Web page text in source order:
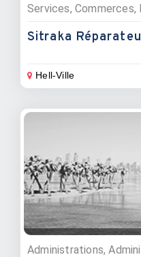
Sitraka
Hell-Ville
Administrations,